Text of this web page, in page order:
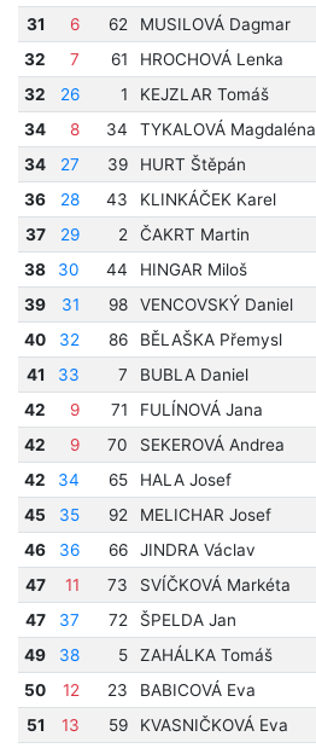
31
6 62 MUSILOVÁ Dagmar
32
7 61 HROCHOVÁ Lenka
32
26 1 KEJZLAR Tomáš
34
8 34 TYKALOVÁ Magdaléna
34
27 39 HURT Štěpán
36
28 43 KLINKÁČEK Karel
37
29 2 ČAKRT Martin
38
30 44 HINGAR Miloš
39
31 98 VENCOVSKÝ Daniel
40
32 86 BĚLAŠKA Přemysl
41
33 7 BUBLA Daniel
42
9 71 FULÍNOVÁ Jana
42
9 70 SEKEROVÁ Andrea
42
34 65 HALA Josef
45
35 92 MELICHAR Josef
46
36 66 JINDRA Václav
47
11 73 SVÍČKOVÁ Markéta
47
37 72 ŠPELDA Jan
49
38 5 ZAHÁLKA Tomáš
50
12 23 BABICOVÁ Eva
51
13 59 KVASNIČKOVÁ Eva